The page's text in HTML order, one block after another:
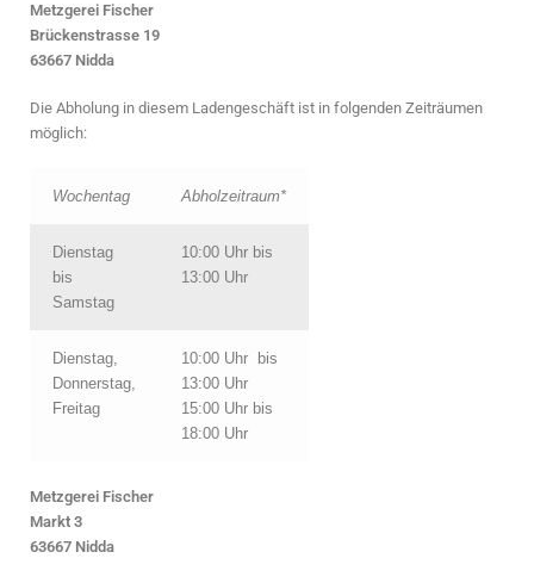
Metzgerei Fischer
Brückenstrasse 19
63667 Nidda
Die Abholung in diesem Ladengeschäft ist in folgenden Zeiträumen
möglich:
Wochentag Abholzeitraum*
Dienstag
bis
Samstag
10:00 Uhr bis
13:00 Uhr
Dienstag,
Donnerstag,
Freitag
10:00 Uhr bis
13:00 Uhr
15:00 Uhr bis
18:00 Uhr
Metzgerei Fischer
Markt 3
63667 Nidda